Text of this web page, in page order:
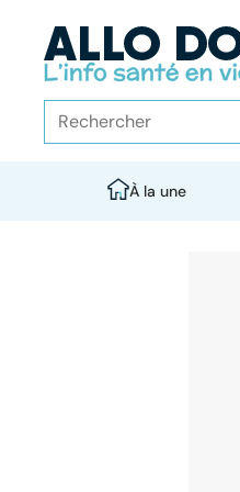
À la une